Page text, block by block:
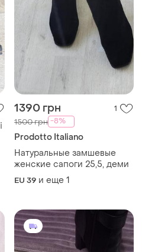
1390 грн 1
1500 грн -8%
Prodotto Italiano
Натуральные замшевые
женские сапоги 25,5, деми
EU 39 и еще 1